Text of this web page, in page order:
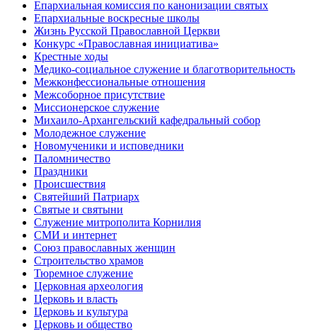
Епархиальная комиссия по канонизации святых
Епархиальные воскресные школы
Жизнь Русской Православной Церкви
Конкурс «Православная инициатива»
Крестные ходы
Медико-социальное служение и благотворительность
Межконфессиональные отношения
Межсоборное присутствие
Миссионерское служение
Михаило-Архангельский кафедральный собор
Молодежное служение
Новомученики и исповедники
Паломничество
Праздники
Происшествия
Святейший Патриарх
Святые и святыни
Служение митрополита Корнилия
СМИ и интернет
Союз православных женщин
Строительство храмов
Тюремное служение
Церковная археология
Церковь и власть
Церковь и культура
Церковь и общество